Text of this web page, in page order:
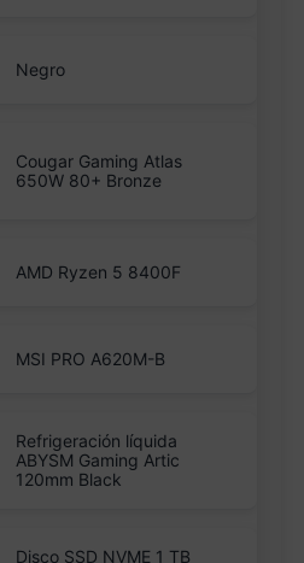
Negro
Cougar Gaming Atlas
650W 80+ Bronze
AMD Ryzen 5 8400F
MSI PRO A620M-B
Refrigeración líquida
ABYSM Gaming Artic
120mm Black
Disco SSD NVME 1 TB